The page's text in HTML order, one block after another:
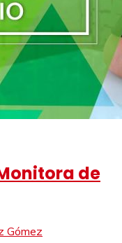
de
Gómez